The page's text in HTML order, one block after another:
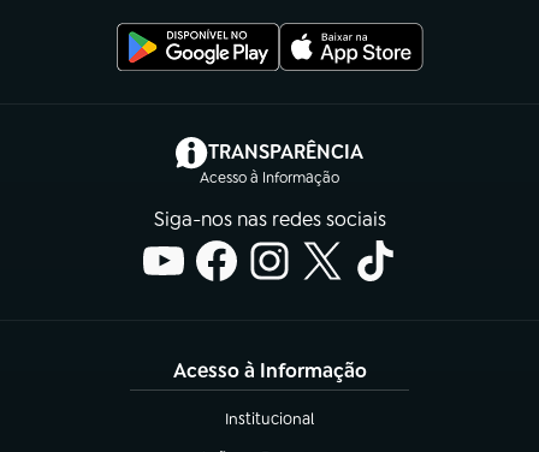
TRANSPARÊNCIA
Acesso à Informação
(abre em nova aba)
Siga-nos nas redes sociais
Acesso à Informação
Institucional
(abre em nova aba)